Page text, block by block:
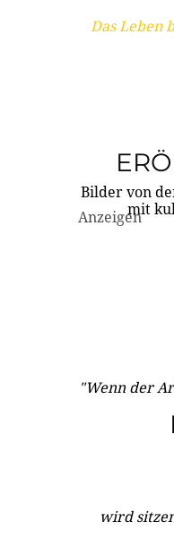
Das Leben
Bilder von
mit
Anzeigen
"Wenn der
wird